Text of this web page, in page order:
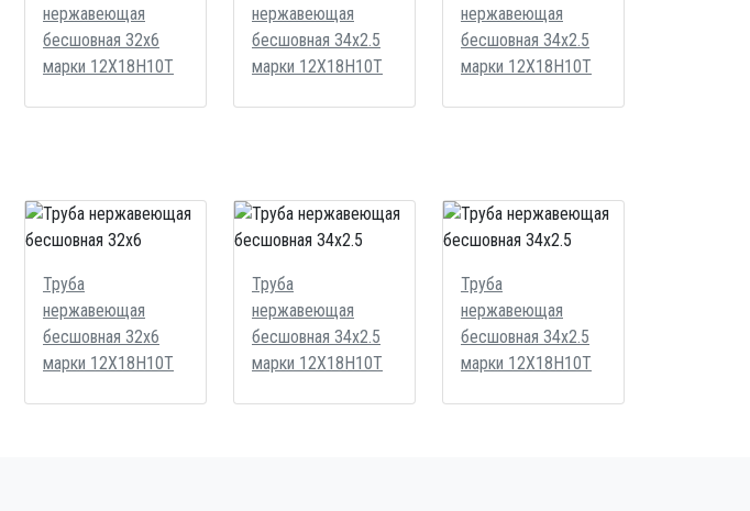
нержавеющая
бесшовная 32x6
марки 12Х18Н10Т
нержавеющая
бесшовная 34x2.5
марки 12Х18Н10Т
нержавеющая
бесшовная 34x2.5
марки 12Х18Н10Т
Труба
нержавеющая
бесшовная 32x6
марки 12Х18Н10Т
Труба
нержавеющая
бесшовная 34x2.5
марки 12Х18Н10Т
Труба
нержавеющая
бесшовная 34x2.5
марки 12Х18Н10Т